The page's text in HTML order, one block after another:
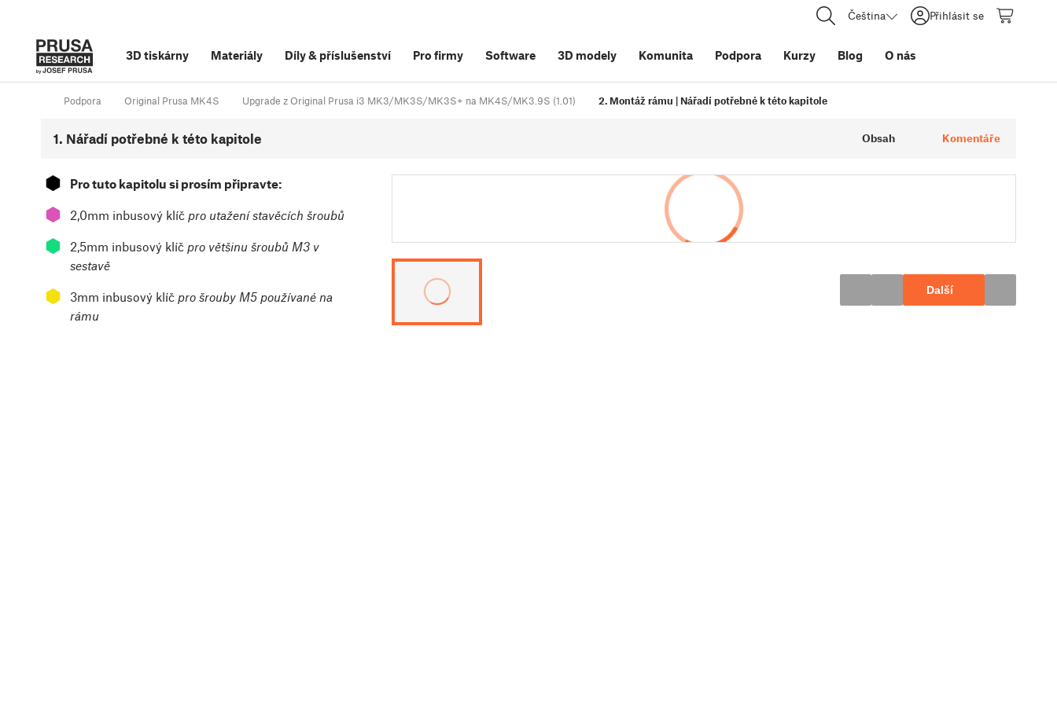
Čeština Přihlásit se
3D tiskárny Materiály Díly& příslušenství Pro firmy Software 3D modely Komunita Podpora Kurzy Blog O nás
Podpora Original Prusa MK4S Upgrade z Original Prusa i3 MK3/MK3S/MK3S+ na MK4S/MK3.9S (1.01) 2. Montáž rámu | Nářadí potřebné k této kapitole
1. Nářadí potřebné k této kapitole Obsah Komentáře
⬢ Pro tuto kapitolu si prosím připravte:
⬢ 2,0mm inbusový klíč pro utažení stavěcích šroubů
⬢ 2,5mm inbusový klíč pro většinu šroubů M3 v
sestavě
⬢ 3mm inbusový klíč pro šrouby M5 používané na
rámu
Další